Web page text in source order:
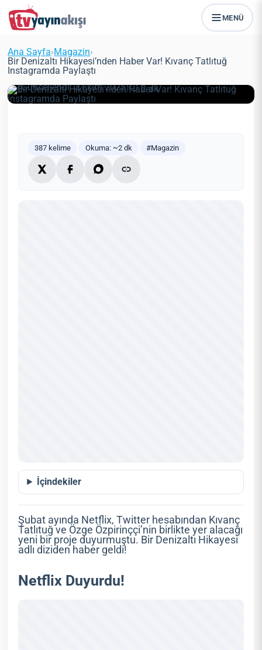
MENÜ
Ana Sayfa›Magazin›
Bir Denizaltı Hikayesi’nden Haber Var! Kıvanç Tatlıtuğ
Instagramda Paylaştı
Bir Denizaltı Hikayesi’nden Haber
Paylaştı
Zeynep Öztürk
(Güncellendi: 3 Ekim 2025)
2 dk
387 kelime Okuma: ~2 dk #Magazin
İçindekiler
Şubat ayında Netflix, Twitter hesabından Kıvanç
Tatlıtuğ ve Özge Özpirinççi’nin birlikte yer alacağı
yeni bir proje duyurmuştu. Bir Denizaltı Hikayesi
adlı diziden haber geldi!
Netflix Duyurdu!